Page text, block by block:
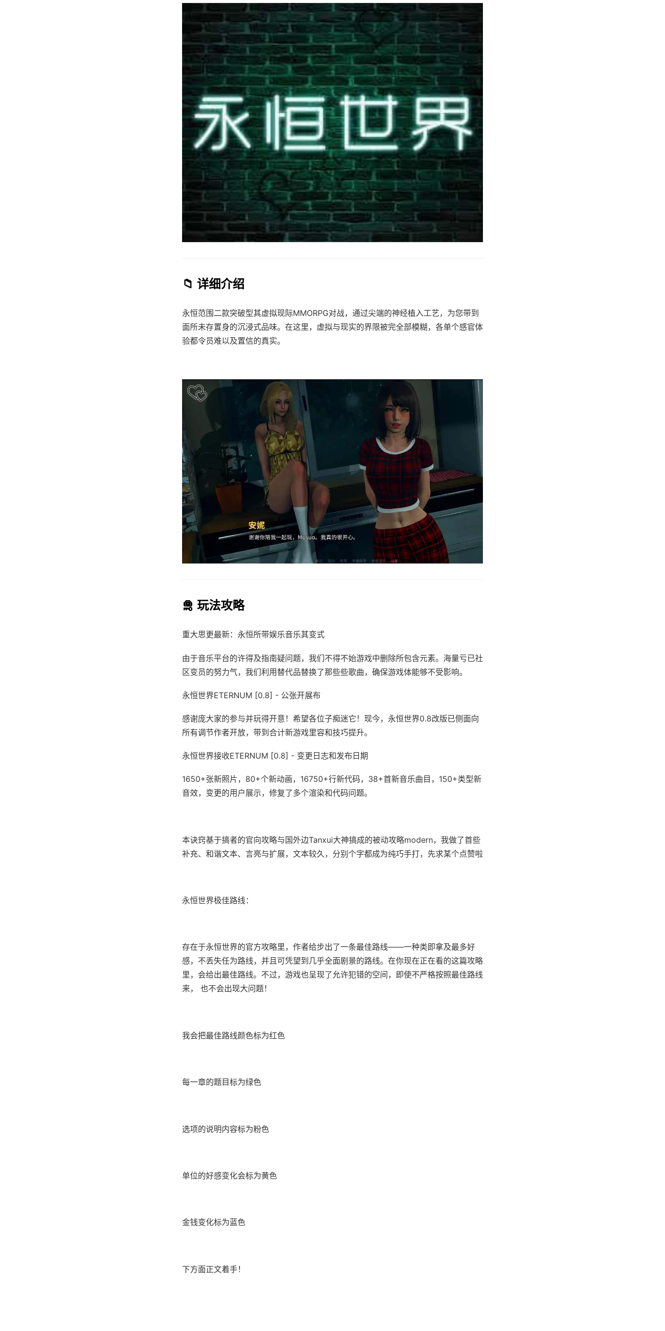
📁 详细介绍
永恒范围二款突破型其虚拟现际MMORPG对战，通过尖端的神经植入工艺，为您带到
面所未存置身的沉浸式品味。在这里，虚拟与现实的界限被完全部模糊，各单个感官体
验都令员难以及置信的真实。
🛅 玩法攻略
重大思更最新：永恒所带娱乐音乐其变式
由于音乐平台的许得及指南疑问题，我们不得不始游戏中删除所包含元素。海量亏已社
区变员的努力气，我们利用替代品替换了那些些歌曲，确保游戏体能够不受影响。
永恒世界ETERNUM [0.8] - 公张开展布
感谢庞大家的参与并玩得开意！希望各位子痴迷它！现今，永恒世界0.8改版已侧面向
所有调节作者开放，带到合计新游戏里容和技巧提升。
永恒世界接收ETERNUM [0.8] - 变更日志和发布日期
1650+张新照片，80+个新动画，16750+行新代码，38+首新音乐曲目，150+类型新
音效，变更的用户展示，修复了多个渲染和代码问题。
本诀窍基于搞者的官向攻略与国外边Tanxui大神搞成的被动攻略modern，我做了首些
补充、和谐文本、言亮与扩展，文本较久，分别个字都成为纯巧手打，先求某个点赞啦
永恒世界极佳路线：
存在于永恒世界的官方攻略里，作者给步出了一条最佳路线——一种类即拿及最多好
感，不丢失任为路线，并且可凭望到几乎全面剧景的路线。在你现在正在看的这篇攻略
里，会给出最佳路线。不过，游戏也呈现了允许犯错的空间，即使不严格按照最佳路线
来， 也不会出现大问题！
我会把最佳路线颜色标为红色
每一章的题目标为绿色
选项的说明内容标为粉色
单位的好感变化会标为黄色
金钱变化标为蓝色
下方面正文着手！